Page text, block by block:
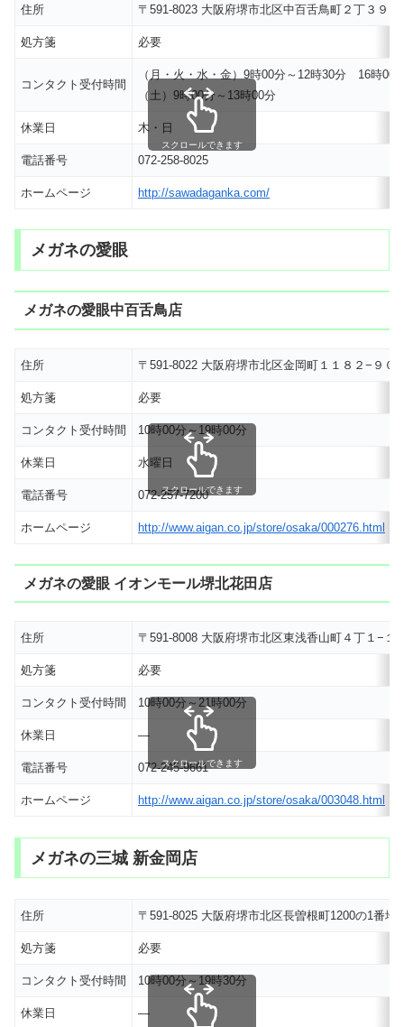
住所 〒591-8023 大阪府堺市北区中百舌鳥町２丁３９
処方箋 必要
コンタクト受付時間
（月・火・水・金）9時00分～12時30分 16時00
（土）9時00分～13時00分
休業日 木・日
電話番号 072-258-8025
ホームページ http://sawadaganka.com/
スクロールできます
メガネの愛眼
メガネの愛眼中百舌鳥店
住所 〒591-8022 大阪府堺市北区金岡町１１８２−９０
処方箋 必要
コンタクト受付時間 10時00分～19時00分
休業日 水曜日
電話番号 072-257-7200
ホームページ http://www.aigan.co.jp/store/osaka/000276.html
スクロールできます
メガネの愛眼 イオンモール堺北花田店
住所 〒591-8008 大阪府堺市北区東浅香山町４丁１−
処方箋 必要
コンタクト受付時間 10時00分～21時00分
休業日 ―
電話番号 072-245-9661
ホームページ http://www.aigan.co.jp/store/osaka/003048.html
スクロールできます
メガネの三城 新金岡店
住所 〒591-8025 大阪府堺市北区長曽根町1200の1番地
処方箋 必要
コンタクト受付時間 10時00分～19時30分
休業日 ―